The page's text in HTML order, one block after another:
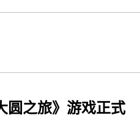
圆之旅》游戏正式